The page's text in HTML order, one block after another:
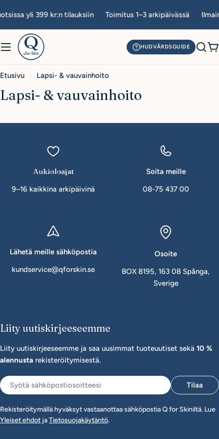
sisältöönyli 399 kr:n tilauksiin Toimitus 1–3 arkipäivässä
HUDVÅRDSGUIDE
Etusivu Lapsi- & vauvainhoito
Lapsi- & vauvainhoito
Aukioloajat
9–16 kaikkina arkipäivinä
Soita meille
08-75 437 00
Lähetä meille sähköpostia
kundservice@qforskin.se
Osoite
BOX 8195, 163 08 Spånga,
Sverige
Liity uutiskirjeeseemme
Liity uutiskirjeeseemme ja saa uusimmat tuoteuutiset sekä 10 %
alennusta rekisteröitymisestä.
Sähköposti Tilaa
Rekisteröitymällä hyväksyt vastaanottaa sähköpostia Q for Skiniltä. Lue
Yleiset ehdot jaTietosuojakäytäntö.